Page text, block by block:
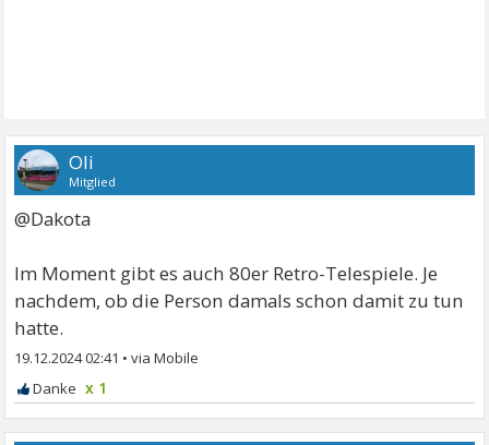
Oli
Mitglied
@Dakota
Im Moment gibt es auch 80er Retro-Telespiele. Je
nachdem, ob die Person damals schon damit zu tun
hatte.
19.12.2024 02:41 •
x 1